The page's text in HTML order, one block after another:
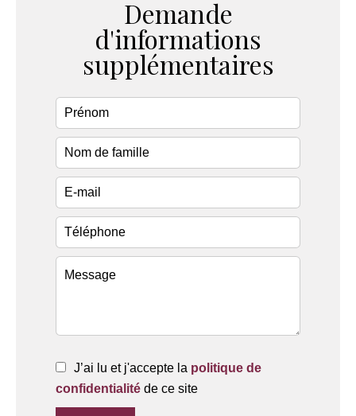
Demande
d'informations
supplémentaires
J’ai lu et j'accepte la politique de
confidentialité de ce site